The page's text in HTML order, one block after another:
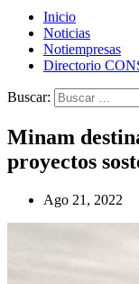
Inicio
Noticias
Notiempresas
Directorio
Buscar:
Minam
proyectos
Ago 21, 2022